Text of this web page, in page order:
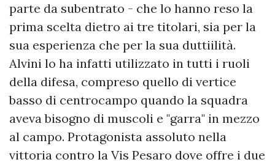
parte da subentrato - che lo hanno reso la
prima scelta dietro ai tre titolari, sia per la
sua esperienza che per la sua duttiilità.
Alvini lo ha infatti utilizzato in tutti i ruoli
della difesa, compreso quello di vertice
basso di centrocampo quando la squadra
aveva bisogno di muscoli e "garra" in mezzo
al campo. Protagonista assoluto nella
vittoria contro la Vis Pesaro dove offre i due